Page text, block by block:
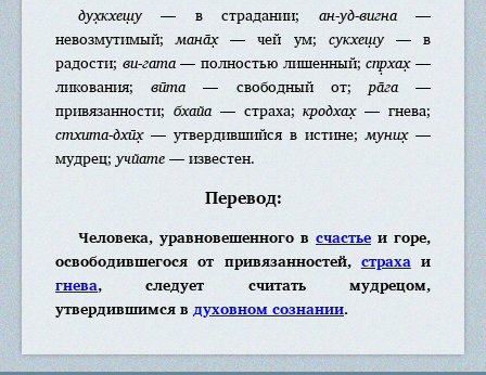
дух̣кхеш̣у— в страдании; ан-уд-вигна—
невозмутимый;мана̄х̣— чей ум; сукхеш̣у— в
радости; ви-гата— полностью лишенный;спр̣хах̣—
ликования;вӣта— свободный от; ра̄га—
привязанности; бхайа— страха;кродхах̣— гнева;
стхита-дхӣх̣— утвердившийся в истине;муних̣—
мудрец; учйате— известен.
Перевод:
Человека, уравновешенного в счастье и горе,
освободившегося от привязанностей, страхаи
гнева, следует считать мудрецом,
утвердившимся в духовном сознании.